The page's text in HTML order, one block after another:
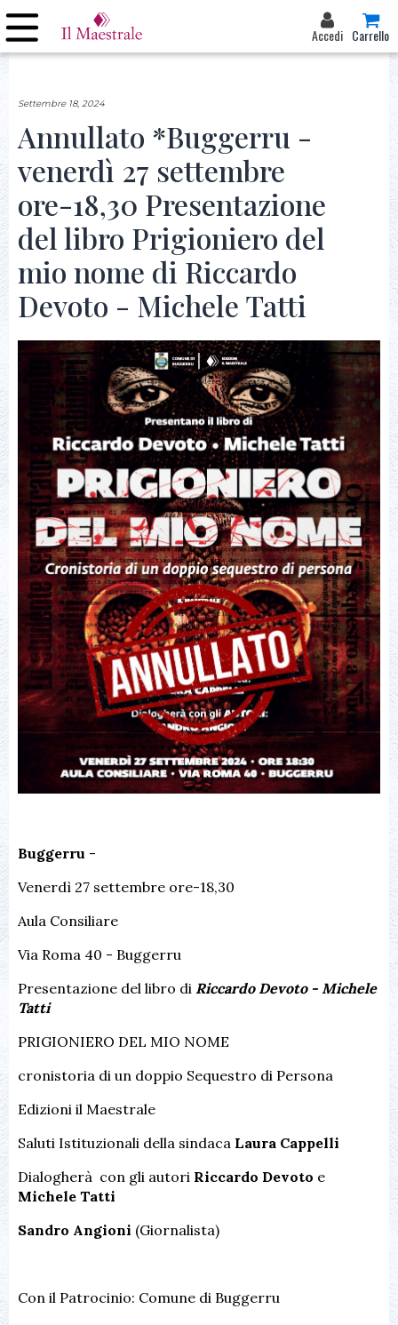
Accedi Carrello
Settembre 18, 2024
Annullato *Buggerru -
venerdì 27 settembre
ore-18,30 Presentazione
del libro Prigioniero del
mio nome di Riccardo
Devoto - Michele Tatti
Buggerru -
Venerdì 27 settembre ore-18,30
Aula Consiliare
Via Roma 40 - Buggerru
Presentazione del libro di Riccardo Devoto - Michele
Tatti
PRIGIONIERO DEL MIO NOME
cronistoria di un doppio Sequestro di Persona
Edizioni il Maestrale
Saluti Istituzionali della sindaca Laura Cappelli
Dialogherà con gli autori Riccardo Devoto e
Michele Tatti
Sandro Angioni (Giornalista)
Con il Patrocinio: Comune di Buggerru